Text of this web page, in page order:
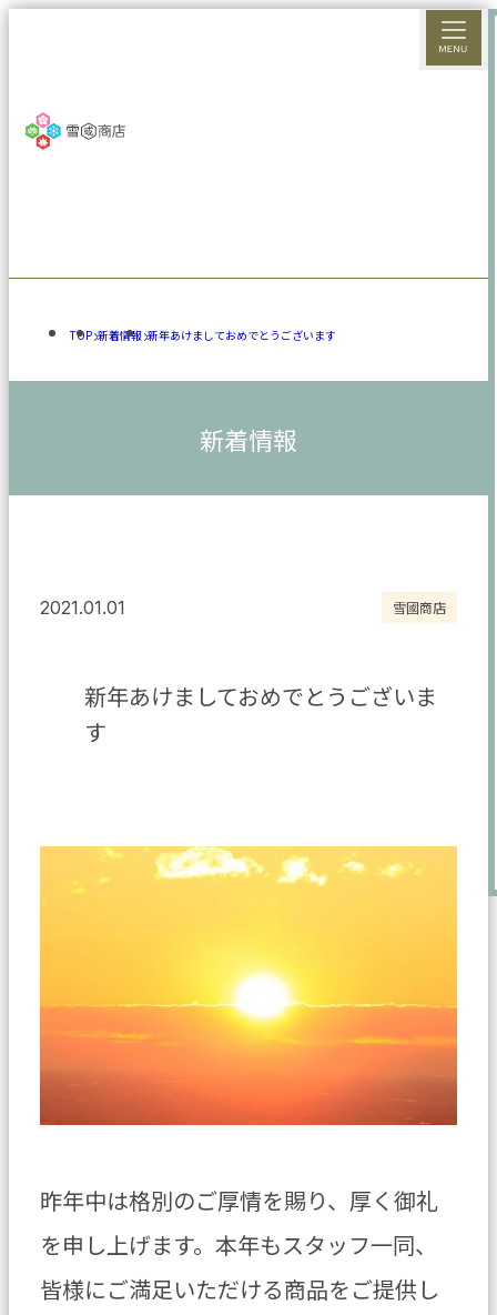
TOP 新着情報 新年あけましておめでとうございます
新着情報
2021.01.01 雪國商店
新年あけましておめでとうございま
す
昨年中は格別のご厚情を賜り、厚く御礼
を申し上げます。本年もスタッフ一同、
皆様にご満足いただける商品をご提供し